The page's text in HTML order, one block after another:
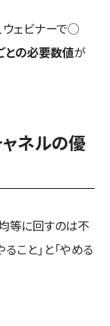
ウェビナーで◯
との必要数値が
ネルの優
等に回すのは不
こと」と「やめる